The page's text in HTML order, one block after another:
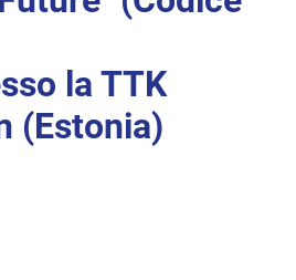
la TTK
(Estonia)